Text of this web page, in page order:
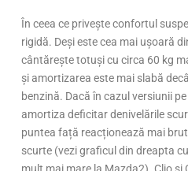
În ceea ce privește confortul
rigidă. Deși este cea mai ușoară
cântărește totuși cu circa 60 kg
și amortizarea este mai slabă
benzină. Dacă în cazul versiunii
amortiza deficitar denivelările
puntea față reacționează mai
scurte (vezi graficul din dreapta